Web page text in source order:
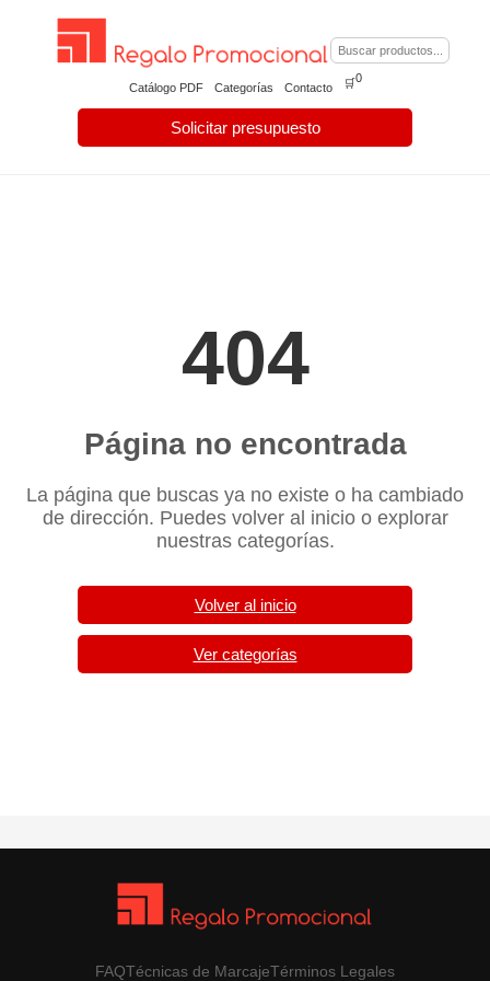
Catálogo PDF Categorías Contacto
Solicitar presupuesto
🛒0
404
Página no encontrada
La página que buscas ya no existe o ha cambiado
de dirección. Puedes volver al inicio o explorar
nuestras categorías.
Volver al inicio
Ver categorías
FAQTécnicas de MarcajeTérminos Legales